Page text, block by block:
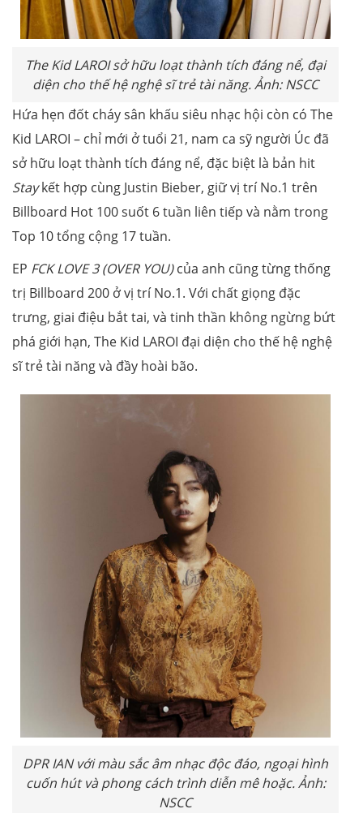
The Kid LAROI sở hữu loạt thành tích đáng nể, đại
diện cho thế hệ nghệ sĩ trẻ tài năng. Ảnh: NSCC
Hứa hẹn đốt cháy sân khấu siêu nhạc hội còn có The
Kid LAROI – chỉ mới ở tuổi 21, nam ca sỹ người Úc đã
sở hữu loạt thành tích đáng nể, đặc biệt là bản hit
Staykết hợp cùng Justin Bieber, giữ vị trí No.1 trên
Billboard Hot 100 suốt 6 tuần liên tiếp và nằm trong
Top 10 tổng cộng 17 tuần.
EP FCK LOVE 3 (OVER YOU)của anh cũng từng thống
trị Billboard 200 ở vị trí No.1. Với chất giọng đặc
trưng, giai điệu bắt tai, và tinh thần không ngừng bứt
phá giới hạn, The Kid LAROI đại diện cho thế hệ nghệ
sĩ trẻ tài năng và đầy hoài bão.
DPR IAN với màu sắc âm nhạc độc đáo, ngoại hình
cuốn hút và phong cách trình diễn mê hoặc. Ảnh:
NSCC